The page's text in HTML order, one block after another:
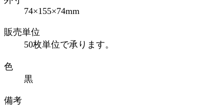
74×155×74mm
販売単位
50枚単位で承ります。
色
黒
備考